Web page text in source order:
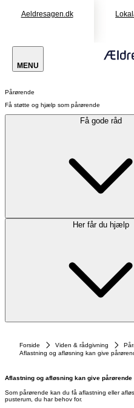
Aeldresagen.dk
MENU
Pårørende
Få støtte og hjælp som pårørende
Få gode råd
Her får du hjælp
Forside Viden & rådgivning
Aflastning og afløsning kan give pårørende
Som pårørende kan du få aflastning eller
pusterum, du har behov for.